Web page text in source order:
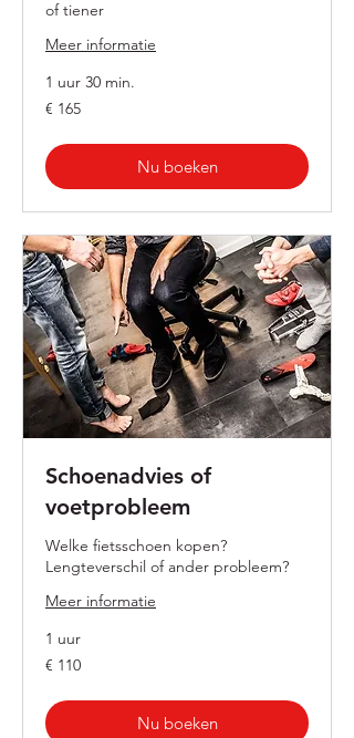
of tiener
Meer informatie
1 uur 30 min.
165
euro
€ 165
Nu boeken
Schoenadvies of
voetprobleem
Welke fietsschoen kopen?
Lengteverschil of ander probleem?
Meer informatie
1 uur
110
euro
€ 110
Nu boeken